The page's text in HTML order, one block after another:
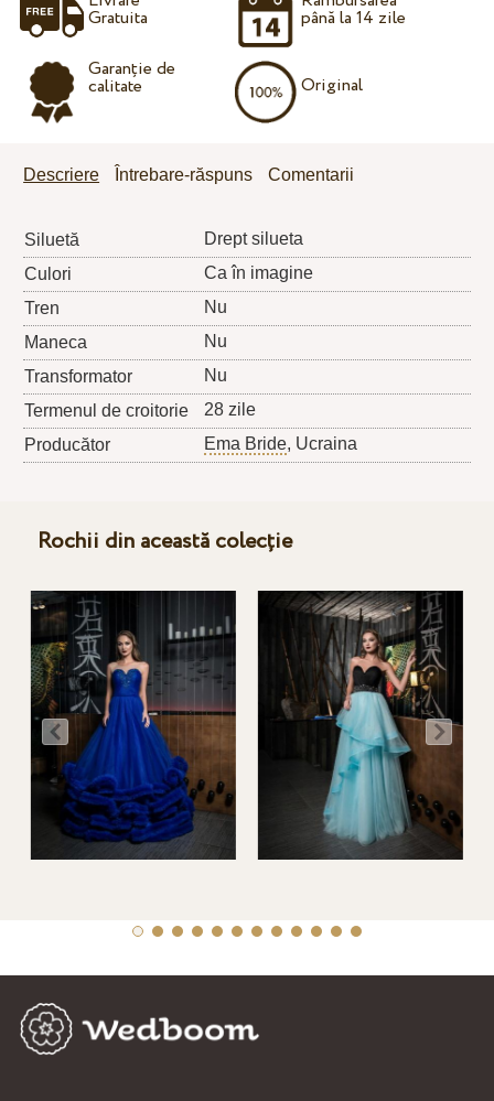
Gratuita
Garanție de
calitate
până la 14 zile
Original
Descriere Întrebare-răspuns Comentarii
Siluetă
Drept silueta
Culori
Ca în imagine
Tren
Nu
Maneca
Nu
Transformator
Nu
Termenul de croitorie
28 zile
Producător
Ema Bride, Ucraina
Rochii din această colecție